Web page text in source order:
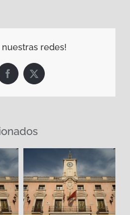
nuestras redes!
Facebook
X